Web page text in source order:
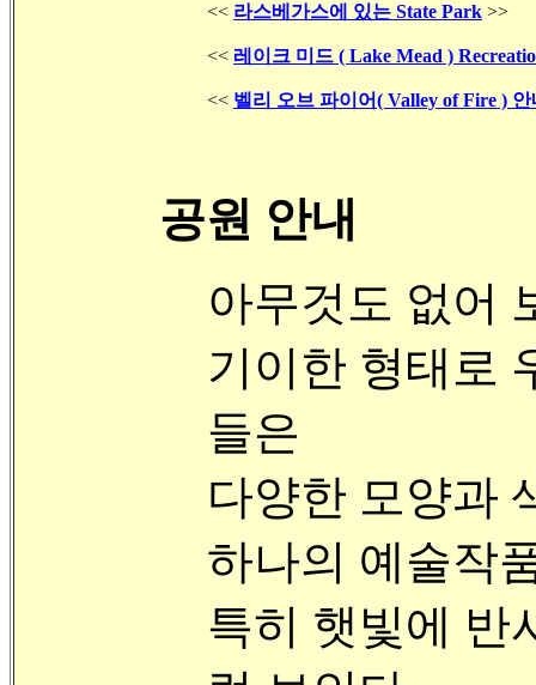
<< 라스베가스에 있는 State Park >>
<< 레이크 미드 ( Lake Mead )
<< 벨리 오브 파이어( Valley of Fire )
공원 안내
아무것도 없어
기이한 형태로
들은
다양한 모양과
하나의 예술작
특히 햇빛에 반